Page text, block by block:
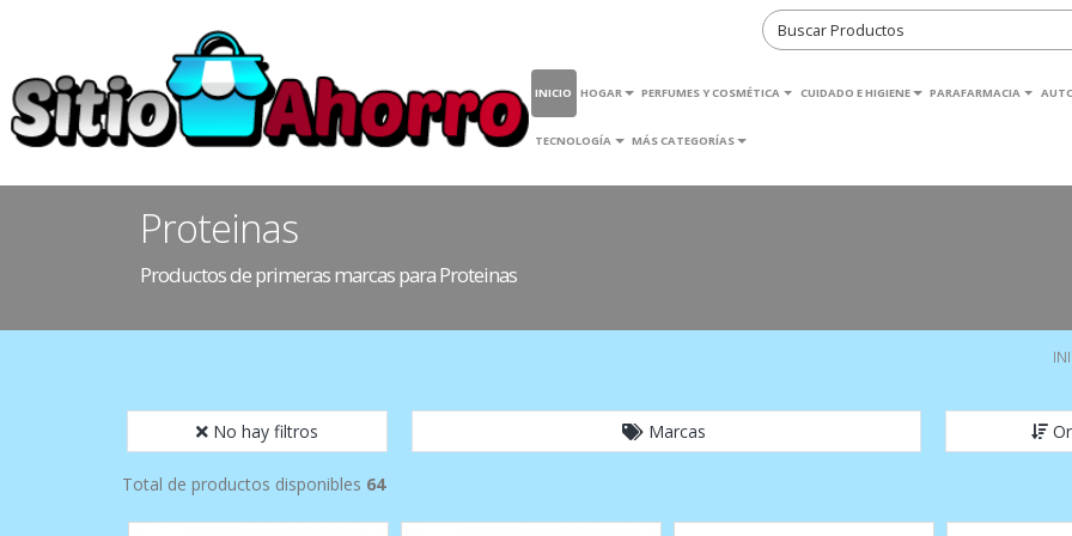
INICIO HOGAR PERFUMES Y COSMÉTICA CUIDADO E HIGIENE PARAFARMACIA
TECNOLOGÍA MÁS CATEGORÍAS
Proteinas
Productos de primeras marcas para Proteinas
No hay filtros Marcas
Total de productos disponibles 64